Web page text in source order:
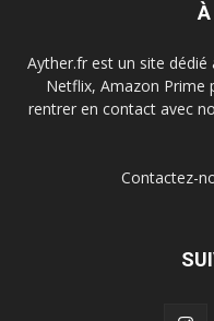
À
Ayther.fr est un site
Netflix, Amazon Prime
rentrer en contact avec
Contactez-